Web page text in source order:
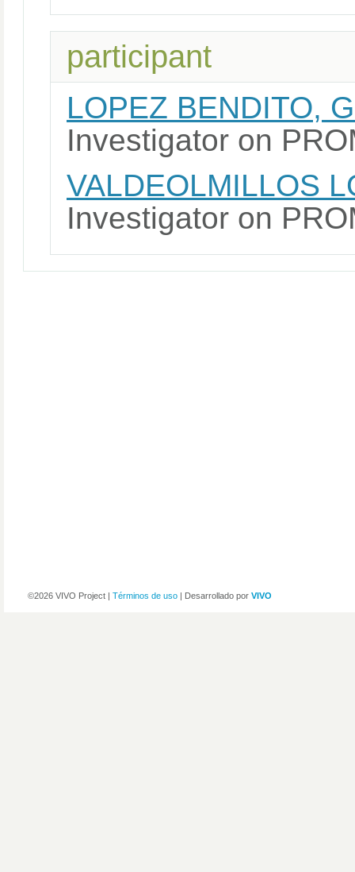
participant
LOPEZ BENDITO,
Investigator on
VALDEOLMILLOS
Investigator on
©2026 VIVO Project | Términos de uso | Desarrollado por VIVO